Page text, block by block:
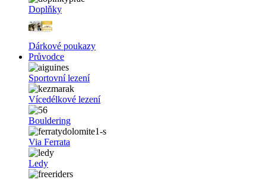
Doplňky
Dárkové poukazy
Průvodce
Sportovní lezení
Vícedélkové lezení
Bouldering
Via Ferrata
Ledy